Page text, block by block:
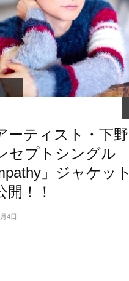
ーティスト・下野
セプトシングル
」ジャケット
開！！
4日